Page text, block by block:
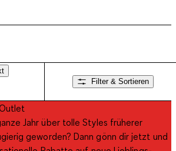
Filter & Sortieren
Jahr über tolle Styles früherer
geworden? Dann gönn dir jetzt und